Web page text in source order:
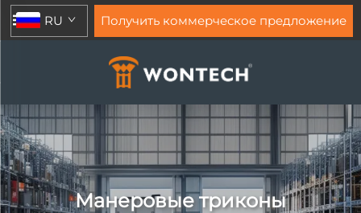
RU Получить коммерческое предложение
Манеровые триконы